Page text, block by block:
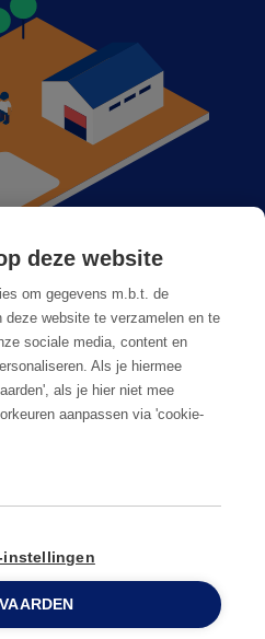
votre région
Privacy & cookies
2026Anticimex
0800 96 900
deze website
om gegevens m.b.t. de
website te verzamelen en te
sociale media, content en
Als je hiermee
als je hier niet mee
aanpassen via 'cookie-
instellingen